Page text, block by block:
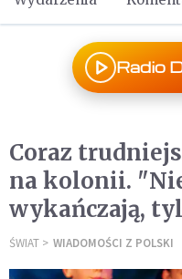
Radio
Coraz
na kolonii.
wykańczają,
ŚWIAT WIADOMOŚCI Z POLSKI